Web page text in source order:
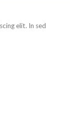
elit. In sed